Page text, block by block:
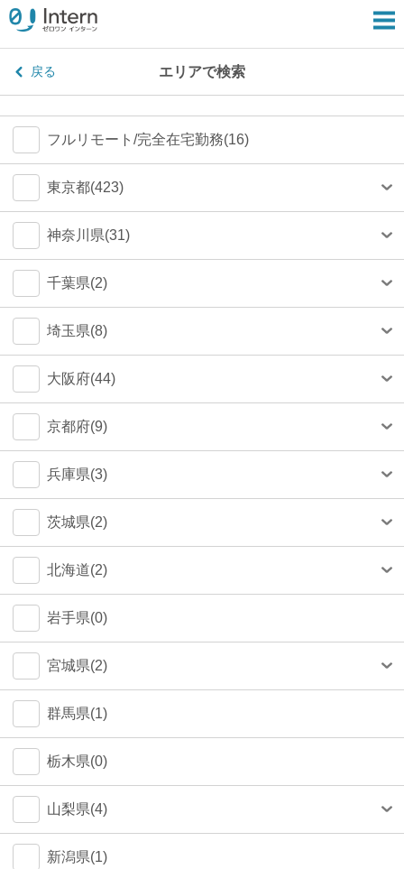
戻る エリアで検索
フルリモート/完全在宅勤務(16)
東京都(423)
港区(79)
渋谷区(75)
新宿区(67)
千代田区(54)
中央区(50)
品川区(30)
豊島区(14)
目黒区(14)
文京区(13)
世田谷区(7)
台東区(5)
神奈川県(31)
横浜市(23)
川崎市(4)
鎌倉市(1)
大和市(0)
千葉県(2)
船橋市(0)
千葉市(0)
埼玉県(8)
さいたま市(4)
大阪府(44)
大阪市(39)
豊中市(3)
吹田市(1)
京都府(9)
京都市(9)
兵庫県(3)
神戸市(1)
茨城県(2)
つくば市(1)
北海道(2)
札幌市(1)
岩手県(0)
宮城県(2)
仙台市(2)
群馬県(1)
栃木県(0)
山梨県(4)
甲府市(4)
新潟県(1)